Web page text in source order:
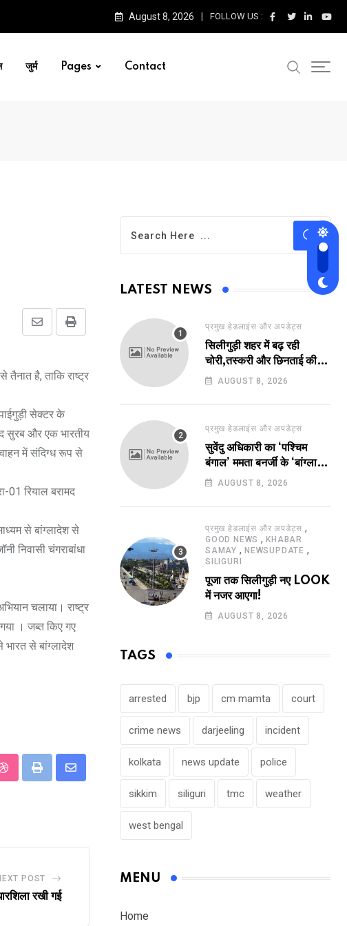
August 8, 2026 FOLLOW US :
जुर्म Pages Contact
Print
Share
Email
तैनात है, ताकि राष्ट्र
सेक्टर के
सुरब और एक भारतीय
में संदिग्ध रूप से
01 रियाल बरामद
से बांग्लादेश से
निवासी चंगराबांधा
चलाया। राष्ट्र
। जब्त किए गए
से बांग्लादेश
StumbleUpon
Print
Share
POST
रखी गई
LATEST NEWS
प्रमुख हेडलाइंस और अपडेट्स
सिलीगुड़ी शहर में बढ़ रही
चोरी,तस्करी और छिनताई की
घटनाएं!
AUGUST 8, 2026
प्रमुख हेडलाइंस और अपडेट्स
सुवेंदु अधिकारी का ‘पश्चिम
बंगाल’ ममता बनर्जी के ‘बांग्ला’
पर भारी!
AUGUST 8, 2026
प्रमुख हेडलाइंस और अपडेट्स ,
GOOD NEWS ,KHABAR
SAMAY , NEWSUPDATE ,
SILIGURI
पूजा तक सिलीगुड़ी नए LOOK
में नजर आएगा!
AUGUST 8, 2026
TAGS
arrested bjp cm mamta court
crime news darjeeling incident
kolkata news update police
sikkim siliguri tmc weather
west bengal
MENU
Home